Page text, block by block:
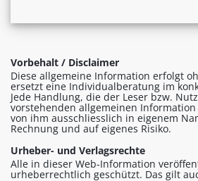
Vorbehalt / Disclaimer
Diese allgemeine Information erfolgt
ersetzt eine Individualberatung im
Jede Handlung, die der Leser bzw.
vorstehenden allgemeinen
von ihm ausschliesslich in eigenem
Rechnung und auf eigenes Risiko.
Urheber- und Verlagsrechte
Alle in dieser Web-Information
urheberrechtlich geschützt. Das gilt